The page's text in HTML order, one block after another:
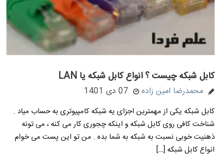
کابل شبکه چیست ؟ انواع کابل شبکه یا LAN
محمدرضا امین زاده 07 دی 1401
کابل شبکه یکی از مهمترین اجزای یه شبکه کامپیوتری به حساب میاد .
شناخت کافی روی کابل شبکه و اینکه چجوری کار می کنه ، می تونه
ذهنیت خوبی نسبت به شبکه به شما بده . من تو این پست می خوام
انواع کابل شبکه […]